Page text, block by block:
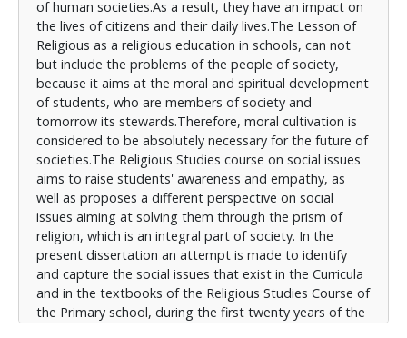
ζητημάτων που υπάρχουν στα Αναλυτικά
Προγράμματα Σπουδών και στα διδακτικά εγχειρίδια
του Μαθήματος των Θρησκευτικών του Δημοτικού
σχολείου, κατά την πρώτη εικοσαετία του 21ου
αιώνα. Επίσης, γίνεται μια σύντομη επισκόπηση της
πορείας του Μαθήματος των Θρησκευτικών. Τα
κοινωνικά ζητήματα που εντοπίστηκαν,
αποτυπώθηκαν και αναλύθηκαν είναι η κοινωνική
ανισότητα, η κοινωνική δικαιοσύνη, ο θρησκευτικός
πλουραλισμός, η θρησκευτική και πολιτισμική
ετερότητα, τα ανθρώπινα δικαιώματα-δικαιώματα του
παιδιού, η αποξένωση-κοινωνική αλλοτρίωση, η
μετανάστευση, η φτώχεια, η περιβαλλοντική και
οικολογική συνείδηση.
of human societies.As a result, they have an impact on
the lives of citizens and their daily lives.The Lesson of
Religious as a religious education in schools, can not
but include the problems of the people of society,
because it aims at the moral and spiritual development
of students, who are members of society and
tomorrow its stewards.Therefore, moral cultivation is
considered to be absolutely necessary for the future of
societies.The Religious Studies course on social issues
aims to raise students' awareness and empathy, as
well as proposes a different perspective on social
issues aiming at solving them through the prism of
religion, which is an integral part of society. In the
present dissertation an attempt is made to identify
and capture the social issues that exist in the Curricula
and in the textbooks of the Religious Studies Course of
the Primary school, during the first twenty years of the